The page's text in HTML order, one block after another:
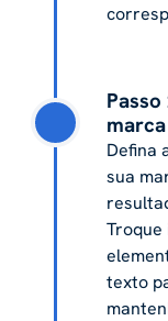
marca
Defina
sua
Troque
texto